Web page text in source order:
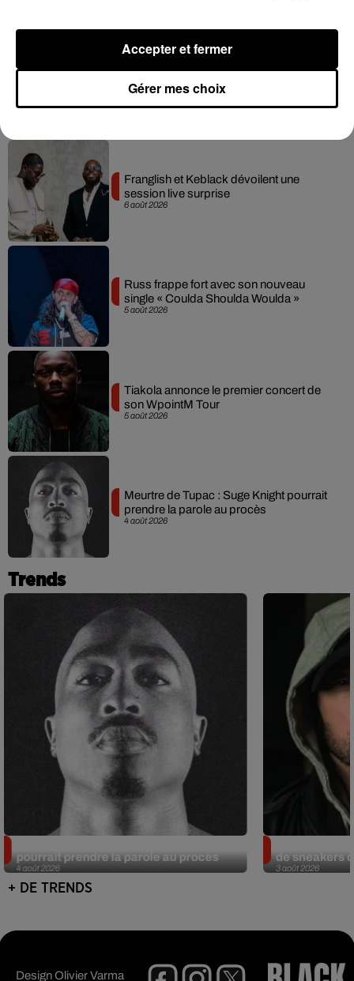
Tayc et Didi B dévoilent le single le plus
dansant de l’année
6 août 2026
Franglish et Keblack dévoilent une
session live surprise
5 août 2026
Russ frappe fort avec son nouveau
single « Coulda Shoulda Woulda »
5 août 2026
Tiakola annonce le premier concert de
son WpointM Tour
4 août 2026
Meurtre de Tupac : Suge Knight pourrait
prendre la parole au procès
Trends
4 août 2026
pourrait prendre la parole au procès
3 août 2026
de sneakers
+ DE TRENDS
DesignOlivier Varma
Gérer mes choix
Accepter et fermer